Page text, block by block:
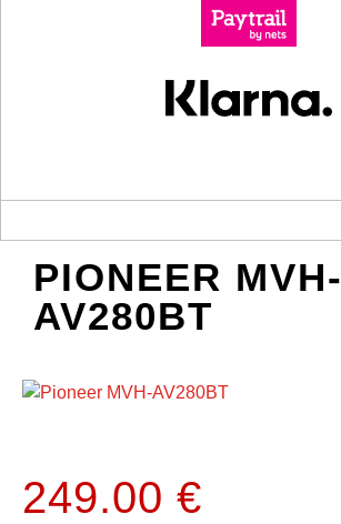
PIONEER MVH-
AV280BT
249.00 €